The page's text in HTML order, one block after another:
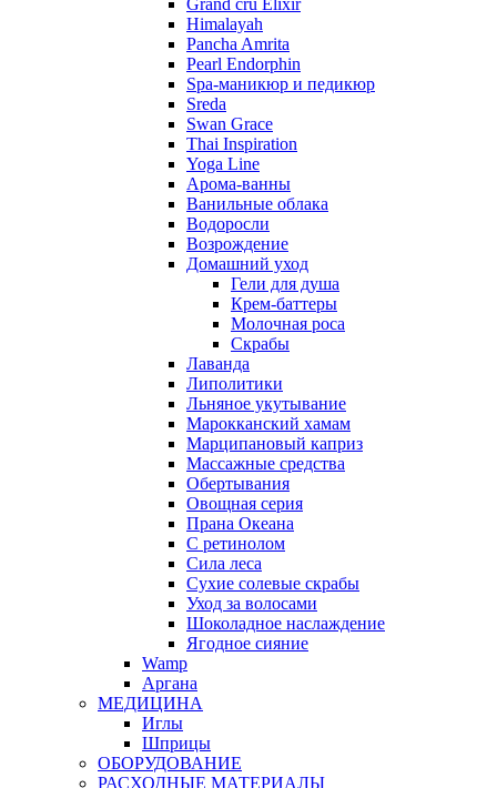
Grand сru Elixir
Himalayah
Pancha Amrita
Pearl Endorphin
Spa-маникюр и педикюр
Sreda
Swan Grace
Thai Inspiration
Yoga Line
Арома-ванны
Ванильные облака
Водоросли
Возрождение
Домашний уход
Гели для душа
Крем-баттеры
Молочная роса
Скрабы
Лаванда
Липолитики
Льняное укутывание
Марокканский хамам
Марципановый каприз
Массажные средства
Обертывания
Овощная серия
Прана Океана
С ретинолом
Сила леса
Сухие солевые скрабы
Уход за волосами
Шоколадное наслаждение
Ягодное сияние
Wamp
Аргана
МЕДИЦИНА
Иглы
Шприцы
ОБОРУДОВАНИЕ
РАСХОДНЫЕ МАТЕРИАЛЫ